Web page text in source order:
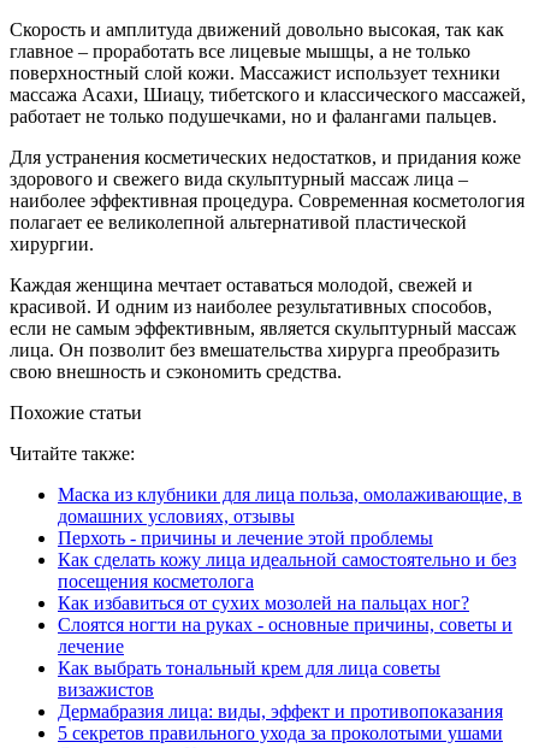
Скорость и амплитуда движений довольно высокая, так как
главное – проработать все лицевые мышцы, а не только
поверхностный слой кожи. Массажист использует техники
массажа Асахи, Шиацу, тибетского и классического массажей,
работает не только подушечками, но и фалангами пальцев.
Для устранения косметических недостатков, и придания коже
здорового и свежего вида скульптурный массаж лица –
наиболее эффективная процедура. Современная косметология
полагает ее великолепной альтернативой пластической
хирургии.
Каждая женщина мечтает оставаться молодой, свежей и
красивой. И одним из наиболее результативных способов,
если не самым эффективным, является скульптурный массаж
лица. Он позволит без вмешательства хирурга преобразить
свою внешность и сэкономить средства.
Похожие статьи
Читайте также:
Маска из клубники для лица польза, омолаживающие, в
домашних условиях, отзывы
Перхоть - причины и лечение этой проблемы
Как сделать кожу лица идеальной самостоятельно и без
посещения косметолога
Как избавиться от сухих мозолей на пальцах ног?
Слоятся ногти на руках - основные причины, советы и
лечение
Как выбрать тональный крем для лица советы
визажистов
Дермабразия лица: виды, эффект и противопоказания
5 секретов правильного ухода за проколотыми ушами